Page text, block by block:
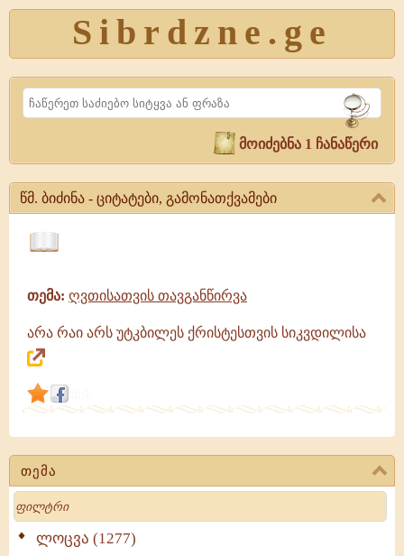
Sibrdzne.ge
Search
მოიძებნა 1 ჩანაწერი
თემა
Search
ლოცვა (1277)
წმ. ბიძინა - ციტატები, გამონათქვამები
ბიძინა
ციტატები,
გამონათქვამები
ბიძინა
ციტატები
გამონათქვამები
თემა: ღვთისათვის თავგანწირვა
არა რაი არს უტკბილეს ქრისტესთვის სიკვდილისა